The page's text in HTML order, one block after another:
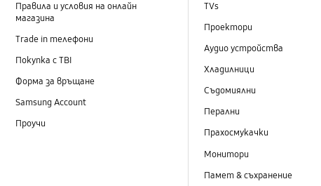
Правила и условия на онлайн
магазина
Trade in телефони
Покупка с TBI
Форма за връщане
Samsung Account
Проучи
TVs
Проектори
Аудио устройства
Хладилници
Съдомиялни
Перални
Прахосмукачки
Монитори
Памет & съхранение